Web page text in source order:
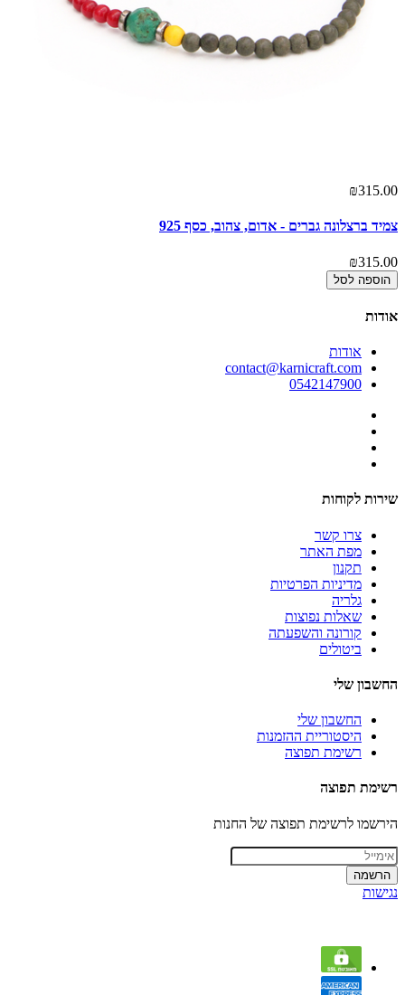
₪315.00
צמיד ברצלונה גברים - אדום, צהוב, כסף 925
₪315.00
הוספה לסל
אודות
אודות
contact@karnicraft.com
0542147900
שירות לקוחות
צרו קשר
מפת האתר
תקנון
מדיניות הפרטיות
גלריה
שאלות נפוצות
קורונה והשפעתה
ביטולים
החשבון שלי
החשבון שלי
היסטוריית ההזמנות
רשימת תפוצה
רשימת תפוצה
הירשמו לרשימת תפוצה של החנות
הרשמה
נגישות